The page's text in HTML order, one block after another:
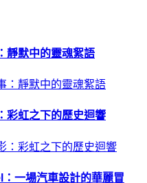
靜默中的靈魂絮語
彩虹之下的歷史迴響
：一場汽車設計的華麗冒